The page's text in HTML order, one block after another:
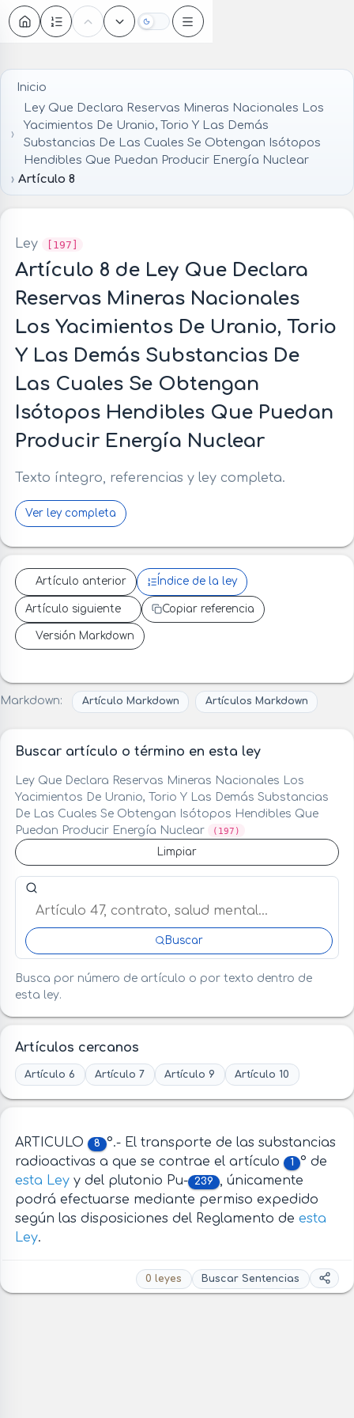
Oscuro
Inicio
Ley Que Declara Reservas Mineras Nacionales Los
Yacimientos De Uranio, Torio Y Las Demás
Substancias De Las Cuales Se Obtengan Isótopos
Hendibles Que Puedan Producir Energía Nuclear
Artículo 8
Ley [197]
Artículo 8 de Ley Que Declara
Reservas Mineras Nacionales
Los Yacimientos De Uranio, Torio
Y Las Demás Substancias De
Las Cuales Se Obtengan
Isótopos Hendibles Que Puedan
Producir Energía Nuclear
Texto íntegro, referencias y ley completa.
Ver ley completa
Artículo anterior Índice de la ley
Artículo siguiente Copiar referencia
Versión Markdown
Markdown: Artículo Markdown Artículos Markdown
Buscar artículo o término en esta ley
Ley Que Declara Reservas Mineras Nacionales Los
Yacimientos De Uranio, Torio Y Las Demás Substancias
De Las Cuales Se Obtengan Isótopos Hendibles Que
Puedan Producir Energía Nuclear
(197)
Limpiar
Buscar artículo o término en esta ley
Buscar
Busca por número de artículo o por texto dentro de
esta ley.
Artículos cercanos
Artículo 6 Artículo 7 Artículo 9 Artículo 10
ARTICULO 8
°.- El transporte de las substancias
radioactivas a que se contrae el artículo
1
° de
esta Leyy del plutonio Pu- 239
, únicamente
podrá efectuarse mediante permiso expedido
según las disposiciones del Reglamento de esta
Ley.
0 leyes Buscar Sentencias